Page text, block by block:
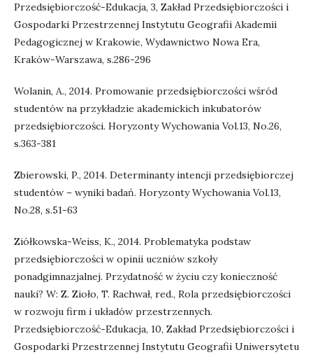
Przedsiębiorczość-Edukacja, 3, Zakład Przedsiębiorczości i
Gospodarki Przestrzennej Instytutu Geografii Akademii
Pedagogicznej w Krakowie, Wydawnictwo Nowa Era,
Kraków-Warszawa, s.286-296
Wolanin, A., 2014. Promowanie przedsiębiorczości wśród
studentów na przykładzie akademickich inkubatorów
przedsiębiorczości. Horyzonty Wychowania Vol.13, No.26,
s.363-381
Zbierowski, P., 2014. Determinanty intencji przedsiębiorczej
studentów – wyniki badań. Horyzonty Wychowania Vol.13,
No.28, s.51-63
Ziółkowska-Weiss, K., 2014. Problematyka podstaw
przedsiębiorczości w opinii uczniów szkoły
ponadgimnazjalnej. Przydatność w życiu czy konieczność
nauki? W: Z. Zioło, T. Rachwał, red., Rola przedsiębiorczości
w rozwoju firm i układów przestrzennych.
Przedsiębiorczość-Edukacja, 10, Zakład Przedsiębiorczości i
Gospodarki Przestrzennej Instytutu Geografii Uniwersytetu